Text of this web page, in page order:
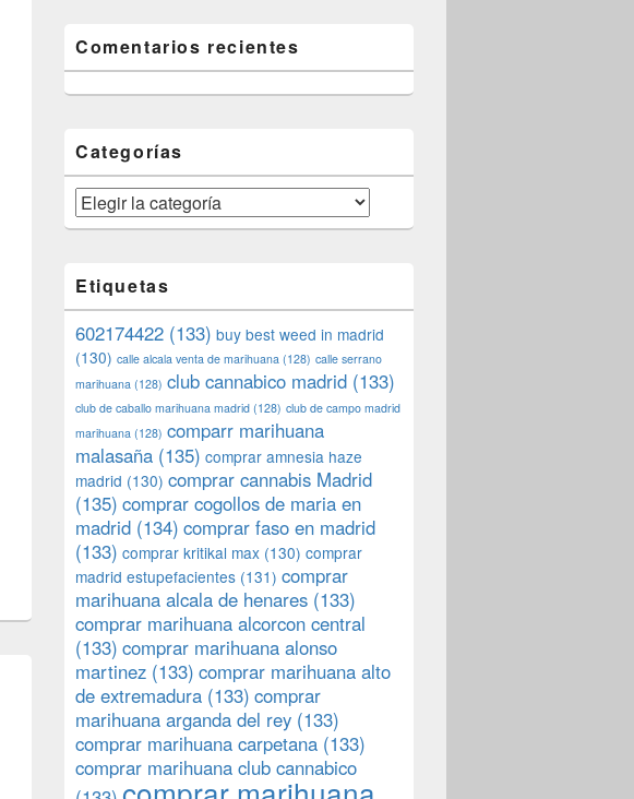
Comentarios recientes
Categorías
Categorías
Etiquetas
602174422 (133) buy best weed in madrid
(130) calle alcala venta de marihuana (128) calle serrano
marihuana (128) club cannabico madrid (133)
club de caballo marihuana madrid (128) club de campo madrid
marihuana (128) comparr marihuana
malasaña (135) comprar amnesia haze
madrid (130) comprar cannabis Madrid
(135) comprar cogollos de maria en
madrid (134) comprar faso en madrid
(133) comprar kritikal max (130) comprar
madrid estupefacientes (131) comprar
marihuana alcala de henares (133)
comprar marihuana alcorcon central
(133) comprar marihuana alonso
martinez (133) comprar marihuana alto
de extremadura (133) comprar
marihuana arganda del rey (133)
comprar marihuana carpetana (133)
comprar marihuana club cannabico